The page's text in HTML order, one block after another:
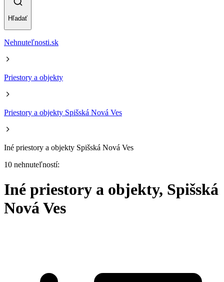
Hľadať
Nehnuteľnosti.sk
Priestory a objekty
Priestory a objekty Spišská Nová Ves
Iné priestory a objekty Spišská Nová Ves
10 nehnuteľností:
Iné priestory a objekty, Spišská
Nová Ves